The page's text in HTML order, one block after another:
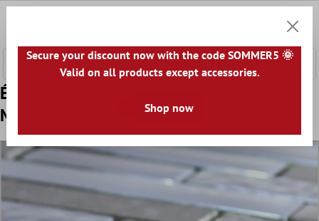
Panier
Échantillon Verre Pierre Acier Inoxydable
Mosaïque Wilmont Noir Argent
Secure your discount now with the code SOMMER5 🌞
Valid on all products except accessories.
Shop now